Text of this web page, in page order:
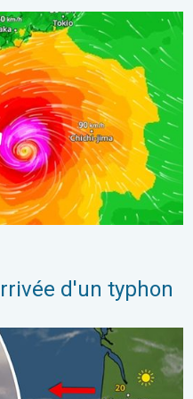
Glissements de
d'un typhon
L'Espagne et la France.